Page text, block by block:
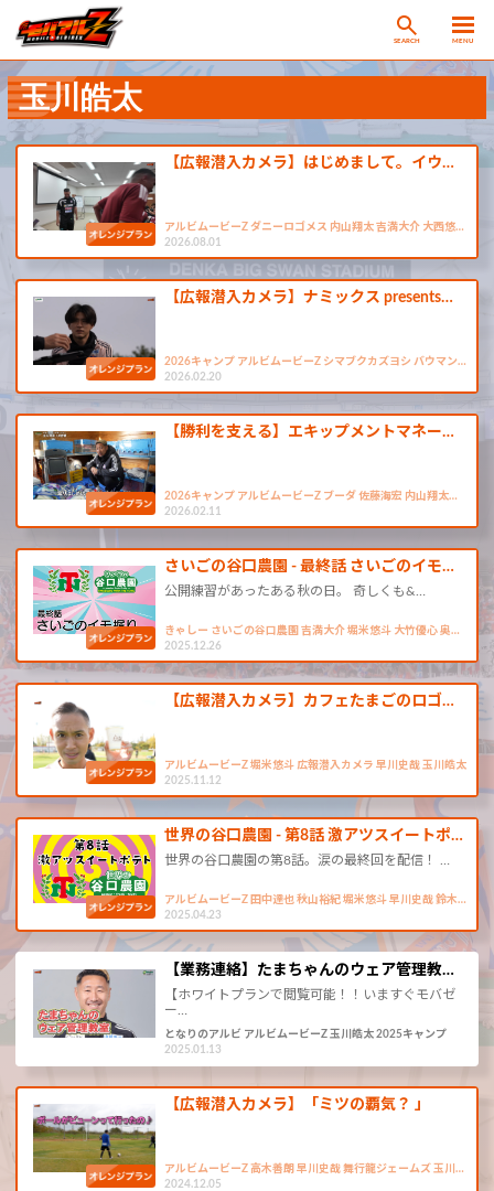
SEARCH MENU
玉川皓太
【広報潜入カメラ】はじめまして。イウ…
アルビムービーZ ダニーロゴメス 内山翔太 吉満大介 大西悠…
2026.08.01
【広報潜入カメラ】ナミックス presents…
2026キャンプ アルビムービーZ シマブクカズヨシ バウマン…
2026.02.20
【勝利を支える】エキップメントマネー…
2026キャンプ アルビムービーZ ブーダ 佐藤海宏 内山翔太…
2026.02.11
さいごの谷口農園 - 最終話 さいごのイモ…
公開練習があったある秋の日。 奇しくも&…
きゃしー さいごの谷口農園 吉満大介 堀米悠斗 大竹優心 奥…
2025.12.26
【広報潜入カメラ】カフェたまごのロゴ…
アルビムービーZ 堀米悠斗 広報潜入カメラ 早川史哉 玉川皓太
2025.11.12
世界の谷口農園 - 第8話 激アツスイートポ…
世界の谷口農園の第8話。涙の最終回を配信！ …
アルビムービーZ 田中達也 秋山裕紀 堀米悠斗 早川史哉 鈴木…
2025.04.23
【業務連絡】たまちゃんのウェア管理教…
【ホワイトプランで閲覧可能！！いますぐモバゼ
ー…
となりのアルビ アルビムービーZ 玉川皓太 2025キャンプ
2025.01.13
【広報潜入カメラ】「ミツの覇気？ 」
アルビムービーZ 高木善朗 早川史哉 舞行龍ジェームズ 玉川…
2024.12.05